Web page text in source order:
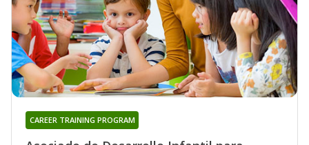
CAREER TRAINING PROGRAM